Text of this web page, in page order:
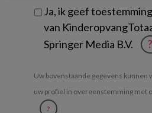
Ja, ik geef
van
Springer Media B.V.
?
Uw bovenstaande gegevens kunnen
uw profiel in overeenstemming met
?